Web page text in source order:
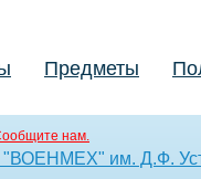
Предметы
нам.
"ВОЕНМЕХ" им. Д.Ф.